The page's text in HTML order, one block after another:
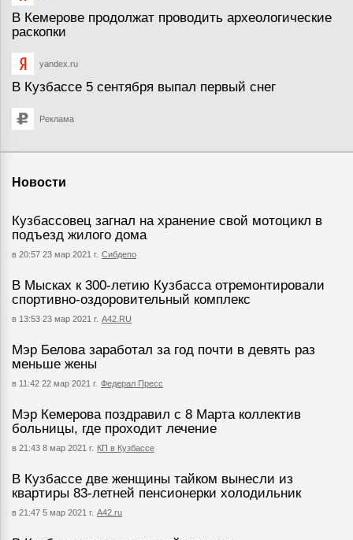
В Кемерове продолжат проводить археологические
раскопки
yandex.ru
В Кузбассе 5 сентября выпал первый снег
Реклама
Новости
Кузбассовец загнал на хранение свой мотоцикл в
подъезд жилого дома
в 20:57 23 мар 2021 г. Сибдепо
В Мысках к 300-летию Кузбасса отремонтировали
спортивно-оздоровительный комплекс
в 13:53 23 мар 2021 г. А42.RU
Мэр Белова заработал за год почти в девять раз
меньше жены
в 11:42 22 мар 2021 г. Федерал Пресс
Мэр Кемерова поздравил с 8 Марта коллектив
больницы, где проходит лечение
в 21:43 8 мар 2021 г. КП в Кузбассе
В Кузбассе две женщины тайком вынесли из
квартиры 83-летней пенсионерки холодильник
в 21:47 5 мар 2021 г. А42.ru